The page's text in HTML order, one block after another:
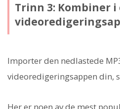
Trinn 3: Kombiner i
Importer den nedlastede
videoredigeringsappen din,
Her er noen av de mest